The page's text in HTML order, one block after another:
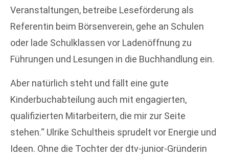
Veranstaltungen, betreibe Leseförderung als
Referentin beim Börsenverein, gehe an Schulen
oder lade Schulklassen vor Ladenöffnung zu
Führungen und Lesungen in die Buchhandlung ein.
Aber natürlich steht und fällt eine gute
Kinderbuchabteilung auch mit engagierten,
qualifizierten Mitarbeitern, die mir zur Seite
stehen.“ Ulrike Schultheis sprudelt vor Energie und
Ideen. Ohne die Tochter der dtv-junior-Gründerin